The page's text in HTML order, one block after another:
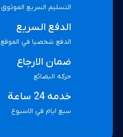
التسليم السريع الموثوق
الدفع السريع
الدفع شخصيا في الموقع
ضمان الارجاع
حركه البضائع
خدمه 24 ساعة
سبع ايام في الاسبوع